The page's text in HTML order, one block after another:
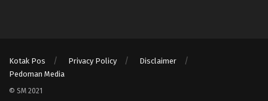
Kotak Pos Privacy Policy
Disclaimer
Pedoman Media
© SM 2021